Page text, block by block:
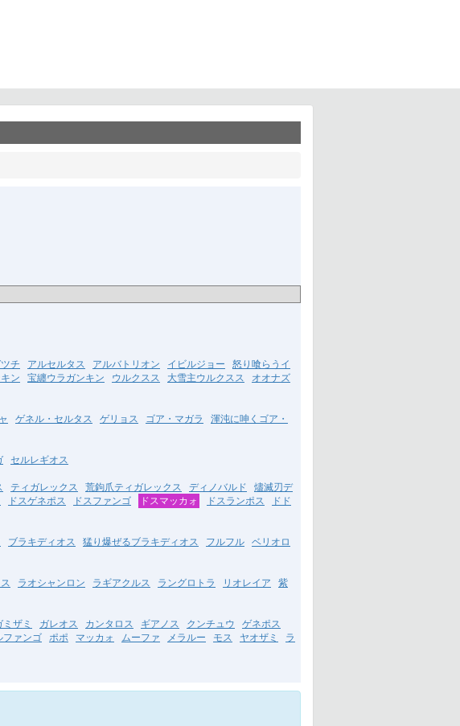
チ アルセルタス アルバトリオン イビルジョー
怒り喰らうイ
ン 宝纏ウラガンキン ウルクスス 大雪主ウルクスス
オオナズ
ゲネル・セルタス ゲリョス ゴア・マガラ
渾沌に呻くゴア・
セルレギオス
ティガレックス 荒鉤爪ティガレックス ディノバルド
燼滅刃デ
ドスゲネポス ドスファンゴ ドスマッカォ ドスランポス
ドド
ブラキディオス 猛り爆ぜるブラキディオス フルフル
ベリオロ
ラオシャンロン ラギアクルス ラングロトラ リオレイア
紫
ミザミ ガレオス カンタロス ギアノス クンチュウ
ゲネポス
ファンゴ ポポ マッカォ ムーファ メラルー モス ヤオザミ
ラ